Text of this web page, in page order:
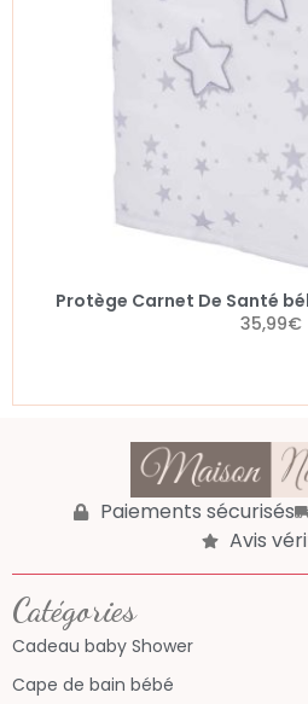
Protège Carnet De Santé
35,99€
Paiements sécurisés
Avis
Catégories
Cadeau baby Shower
Cape de bain bébé